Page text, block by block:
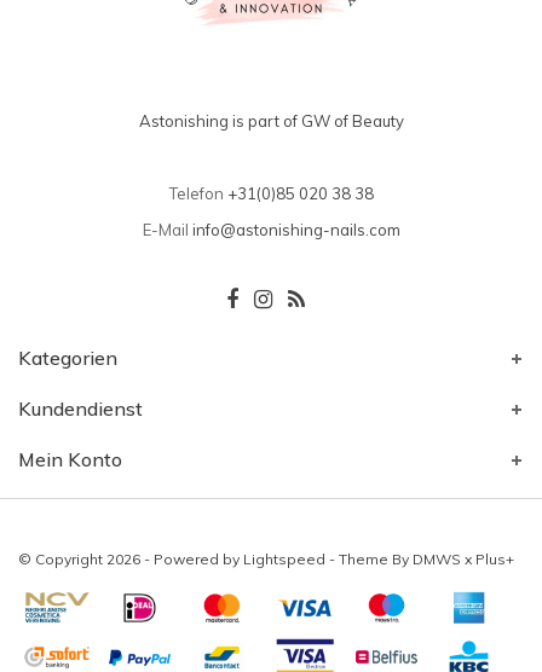
Astonishing is part of GW of Beauty
Telefon +31(0)85 020 38 38
E-Mail info@astonishing-nails.com
Kategorien
Kundendienst
Mein Konto
© Copyright 2026 - Powered by Lightspeed - Theme By DMWS x Plus+